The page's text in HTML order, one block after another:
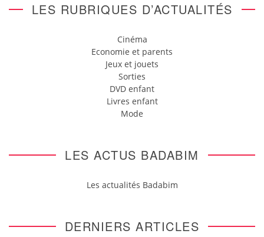
LES RUBRIQUES D’ACTUALITÉS
Cinéma
Economie et parents
Jeux et jouets
Sorties
DVD enfant
Livres enfant
Mode
LES ACTUS BADABIM
Les actualités Badabim
DERNIERS ARTICLES